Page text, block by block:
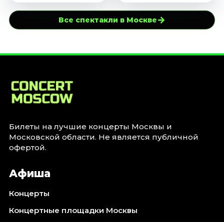
Все спектакли в Москве→
Билеты на лучшие концерты Москвы и
Московской области. Не является публичной
офертой.
Афиша
Концерты
Концертные площадки Москвы